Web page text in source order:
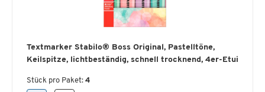
Textmarker Stabilo® Boss Original, Pastelltöne,
Keilspitze, lichtbeständig, schnell trocknend, 4er-Etui
Stück pro Paket: 4